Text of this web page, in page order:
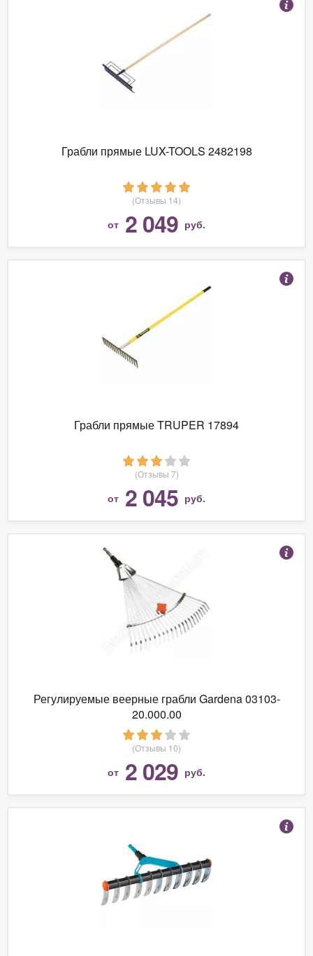
Грабли прямые LUX-TOOLS 2482198
(Отзывы 14)
от 2 049 руб.
Грабли прямые TRUPER 17894
(Отзывы 7)
от 2 045 руб.
Регулируемые веерные грабли Gardena 03103-
20.000.00
(Отзывы 10)
от 2 029 руб.